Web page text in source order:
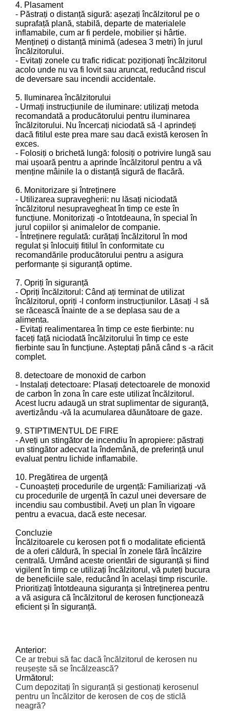
4. Plasament
- Păstrați o distanță sigură: așezați încălzitorul pe o
suprafață plană, stabilă, departe de materialele
inflamabile, cum ar fi perdele, mobilier și hârtie.
Mențineți o distanță minimă (adesea 3 metri) în jurul
încălzitorului.
- Evitați zonele cu trafic ridicat: poziționați încălzitorul
acolo unde nu va fi lovit sau aruncat, reducând riscul
de deversare sau incendii accidentale.
5. Iluminarea încălzitorului
- Urmați instrucțiunile de iluminare: utilizați metoda
recomandată a producătorului pentru iluminarea
încălzitorului. Nu încercați niciodată să -l aprindeți
dacă fitilul este prea mare sau dacă există kerosen în
exces.
- Folosiți o brichetă lungă: folosiți o potrivire lungă sau
mai ușoară pentru a aprinde încălzitorul pentru a vă
menține mâinile la o distanță sigură de flacără.
6. Monitorizare și întreținere
- Utilizarea supravegherii: nu lăsați niciodată
încălzitorul nesupravegheat în timp ce este în
funcțiune. Monitorizați -o întotdeauna, în special în
jurul copiilor și animalelor de companie.
- Întreținere regulată: curățați încălzitorul în mod
regulat și înlocuiți fitilul în conformitate cu
recomandările producătorului pentru a asigura
performanțe și siguranță optime.
7. Opriți în siguranță
- Opriți încălzitorul: Când ați terminat de utilizat
încălzitorul, opriți -l conform instrucțiunilor. Lăsați -l să
se răcească înainte de a se deplasa sau de a
alimenta.
- Evitați realimentarea în timp ce este fierbinte: nu
faceți față niciodată încălzitorului în timp ce este
fierbinte sau în funcțiune. Așteptați până când s -a răcit
complet.
8. detectoare de monoxid de carbon
- Instalați detectoare: Plasați detectoarele de monoxid
de carbon în zona în care este utilizat încălzitorul.
Acest lucru adaugă un strat suplimentar de siguranță,
avertizându -vă la acumularea dăunătoare de gaze.
9. STIPTIMENTUL DE FIRE
- Aveți un stingător de incendiu în apropiere: păstrați
un stingător adecvat la îndemână, de preferință unul
evaluat pentru lichide inflamabile.
10. Pregătirea de urgență
- Cunoașteți procedurile de urgență: Familiarizați -vă
cu procedurile de urgență în cazul unei deversare de
incendiu sau combustibil. Aveți un plan în vigoare
pentru a evacua, dacă este necesar.
Concluzie
Încălzitoarele cu kerosen pot fi o modalitate eficientă
de a oferi căldură, în special în zonele fără încălzire
centrală. Urmând aceste orientări de siguranță și fiind
vigilent în timp ce utilizați încălzitorul, vă puteți bucura
de beneficiile sale, reducând în același timp riscurile.
Prioritizați întotdeauna siguranța și întreținerea pentru
a vă asigura că încălzitorul de kerosen funcționează
eficient și în siguranță.
Anterior:
Ce ar trebui să fac dacă încălzitorul de kerosen nu
reușește să se încălzească?
Următorul:
Cum depozitați în siguranță și gestionați kerosenul
pentru un încălzitor de kerosen de coș de sticlă
neagră?